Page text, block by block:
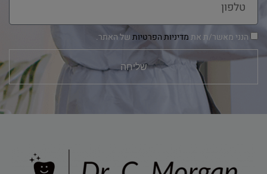
הנני מאשר/ת אתמדיניות הפרטיותשל האתר.
שליחה